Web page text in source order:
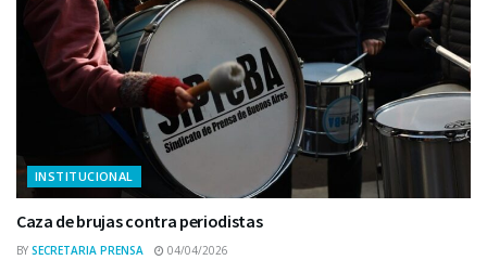
INSTITUCIONAL
Caza de brujas contra periodistas
BY SECRETARIA PRENSA 04/04/2026